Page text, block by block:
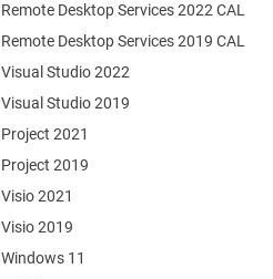
Remote Desktop Services 2022 CAL
Remote Desktop Services 2019 CAL
Visual Studio 2022
Visual Studio 2019
Project 2021
Project 2019
Visio 2021
Visio 2019
Windows 11